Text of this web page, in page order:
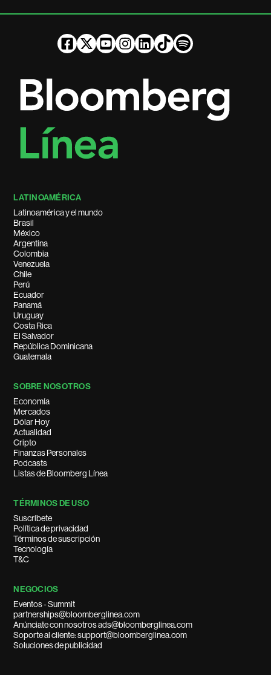
LATINOAMÉRICA
Latinoamérica y el mundo
Brasil
México
Argentina
Colombia
Venezuela
Chile
Perú
Ecuador
Panamá
Uruguay
Costa Rica
El Salvador
República Dominicana
Guatemala
SOBRE NOSOTROS
Economía
Mercados
Dólar Hoy
Actualidad
Cripto
Finanzas Personales
Podcasts
Listas de Bloomberg Línea
TÉRMINOS DE USO
Suscríbete
Política de privacidad
Términos de suscripción
Tecnología
T&C
NEGOCIOS
Eventos - Summit
partnerships@bloomberglinea.com
Anúnciate con nosotros ads@bloomberglinea.com
Soporte al cliente: support@bloomberglinea.com
Soluciones de publicidad